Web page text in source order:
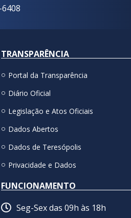
TRANSPARÊNCIA
Portal da Transparência
Diário Oficial
Legislação e Atos Oficiais
Dados Abertos
Dados de Teresópolis
Privacidade e Dados
FUNCIONAMENTO
Seg-Sex das 09h às 18h